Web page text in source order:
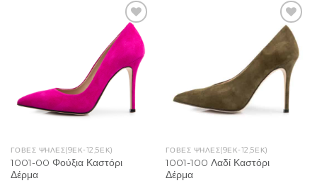
Add to
Wishlist
ΓΌΒΕΣ ΨΗΛΈΣ(9ΕΚ-12,5ΕΚ)
1001-00 Φούξια Καστόρι
Δέρμα
Add to
Wishlist
ΓΌΒΕΣ ΨΗΛΈΣ(9ΕΚ-12,5ΕΚ)
1001-100 Λαδί Καστόρι
Δέρμα